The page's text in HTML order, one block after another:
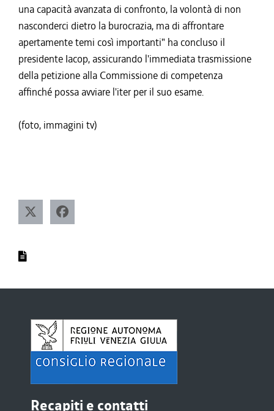
una capacità avanzata di confronto, la volontà di non
nasconderci dietro la burocrazia, ma di affrontare
apertamente temi così importanti" ha concluso il
presidente Iacop, assicurando l'immediata trasmissione
della petizione alla Commissione di competenza
affinché possa avviare l'iter per il suo esame.
(foto, immagini tv)
Recapiti e contatti